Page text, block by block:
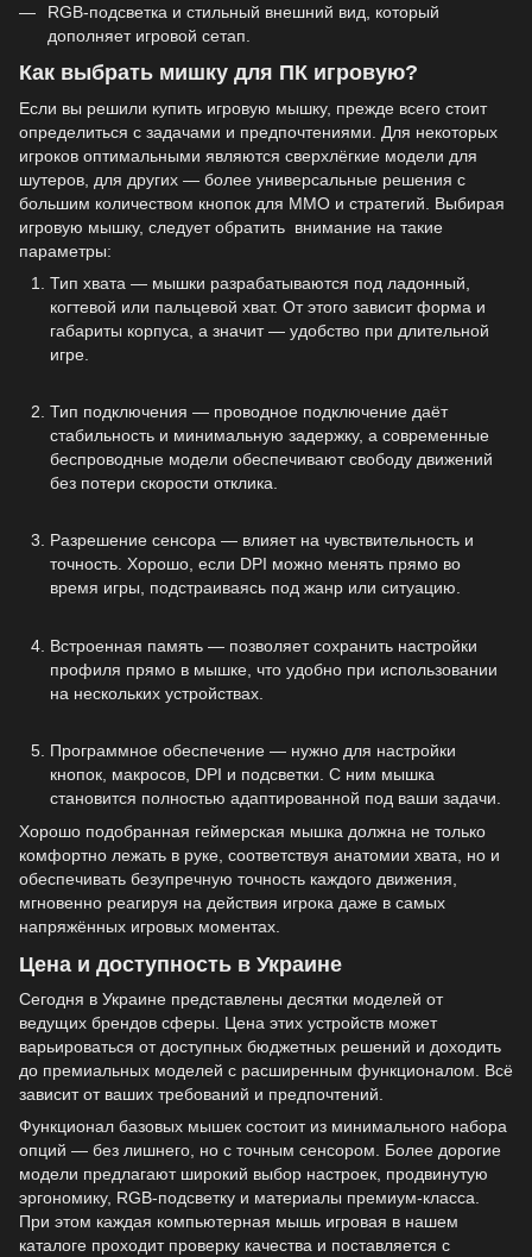
RGB-подсветка и стильный внешний вид, который
дополняет игровой сетап.
Как выбрать мишку для ПК игровую?
Если вы решили купить игровую мышку, прежде всего стоит
определиться с задачами и предпочтениями. Для некоторых
игроков оптимальными являются сверхлёгкие модели для
шутеров, для других — более универсальные решения с
большим количеством кнопок для MMO и стратегий. Выбирая
игровую мышку, следует обратить внимание на такие
параметры:
Тип хвата — мышки разрабатываются под ладонный,
когтевой или пальцевой хват. От этого зависит форма и
габариты корпуса, а значит — удобство при длительной
игре.
Тип подключения — проводное подключение даёт
стабильность и минимальную задержку, а современные
беспроводные модели обеспечивают свободу движений
без потери скорости отклика.
Разрешение сенсора — влияет на чувствительность и
точность. Хорошо, если DPI можно менять прямо во
время игры, подстраиваясь под жанр или ситуацию.
Встроенная память — позволяет сохранить настройки
профиля прямо в мышке, что удобно при использовании
на нескольких устройствах.
Программное обеспечение — нужно для настройки
кнопок, макросов, DPI и подсветки. С ним мышка
становится полностью адаптированной под ваши задачи.
Хорошо подобранная геймерская мышка должна не только
комфортно лежать в руке, соответствуя анатомии хвата, но и
обеспечивать безупречную точность каждого движения,
мгновенно реагируя на действия игрока даже в самых
напряжённых игровых моментах.
Цена и доступность в Украине
Сегодня в Украине представлены десятки моделей от
ведущих брендов сферы. Цена этих устройств может
варьироваться от доступных бюджетных решений и доходить
до премиальных моделей с расширенным функционалом. Всё
зависит от ваших требований и предпочтений.
Функционал базовых мышек состоит из минимального набора
опций — без лишнего, но с точным сенсором. Более дорогие
модели предлагают широкий выбор настроек, продвинутую
эргономику, RGB-подсветку и материалы премиум-класса.
При этом каждая компьютерная мышь игровая в нашем
каталоге проходит проверку качества и поставляется с